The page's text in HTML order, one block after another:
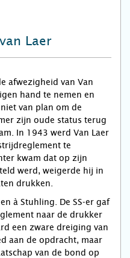
Laer
afwezigheid van Van
hand te nemen en
van plan om de
zijn oude status terug
In 1943 werd Van Laer
te
kwam dat op zijn
werd, weigerde hij in
drukken.
à Stuhling. De SS-er gaf
naar de drukker
een zware dreiging van
aan de opdracht, maar
van de bond op